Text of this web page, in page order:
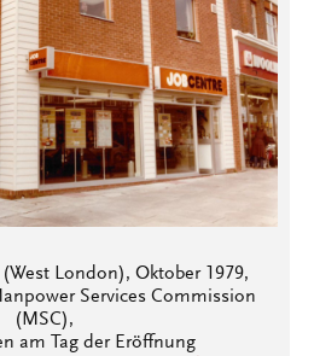
London), Oktober 1979,
Services Commission
(MSC),
am Tag der Eröffnung